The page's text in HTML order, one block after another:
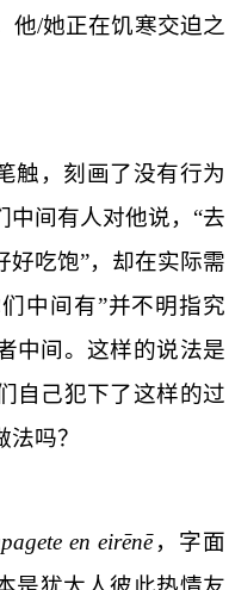
他/她正在饥寒交迫之
触，刻画了没有行为
中间有人对他说，“去
好吃饱”，却在实际需
中间有”并不明指究
中间。这样的说法是
自己犯下了这样的过
吗？
en eirēnē，字面